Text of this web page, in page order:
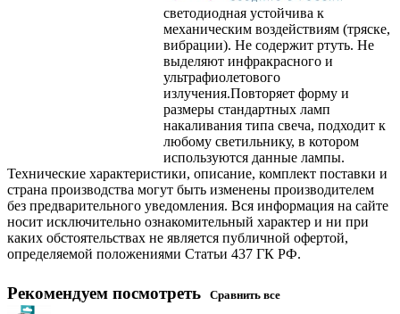
светодиодная устойчива к
механическим воздействиям (тряске,
вибрации). Не содержит ртуть. Не
выделяют инфракрасного и
ультрафиолетового
излучения.Повторяет форму и
размеры стандартных ламп
накаливания типа свеча, подходит к
любому светильнику, в котором
используются данные лампы.
Технические характеристики, описание, комплект поставки и
страна производства могут быть изменены производителем
без предварительного уведомления. Вся информация на сайте
носит исключительно ознакомительный характер и ни при
каких обстоятельствах не является публичной офертой,
определяемой положениями Статьи 437 ГК РФ.
Рекомендуем посмотреть Сравнить все